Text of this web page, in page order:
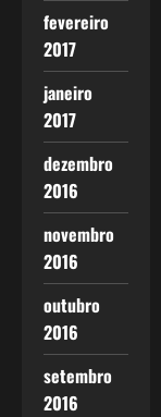
fevereiro
2017
janeiro
2017
dezembro
2016
novembro
2016
outubro
2016
setembro
2016